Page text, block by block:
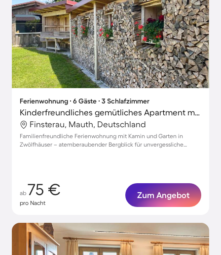
Ferienwohnung ∙ 6 Gäste ∙ 3 Schlafzimmer
Kinderfreundliches gemütliches Apartment mit Garten | Bergblick | Perfekt für die Arbeit von Zuhause
Finsterau, Mauth, Deutschland
Familienfreundliche Ferienwohnung mit Kamin und Garten in
Zwölfhäuser – atemberaubender Bergblick für unvergessliche
ab 75 €
pro Nacht
Zum Angebot